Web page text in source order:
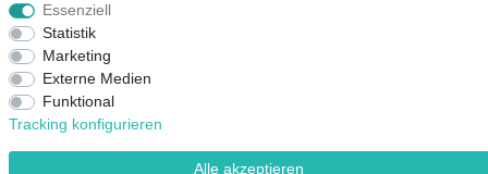
Essenziell
Statistik
Marketing
Externe Medien
Funktional
Tracking konfigurieren
Alle akzeptieren
Impressum
© Copyright 2026 Lieblingsshop GmbH | Alle Rechte vorbehalten.